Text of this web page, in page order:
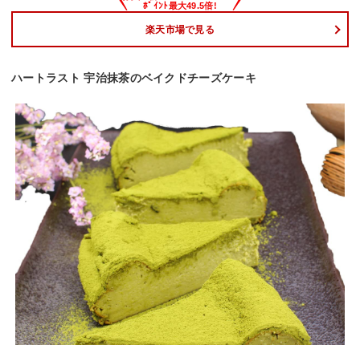
楽天市場で見る
ハートラスト 宇治抹茶のベイクドチーズケーキ